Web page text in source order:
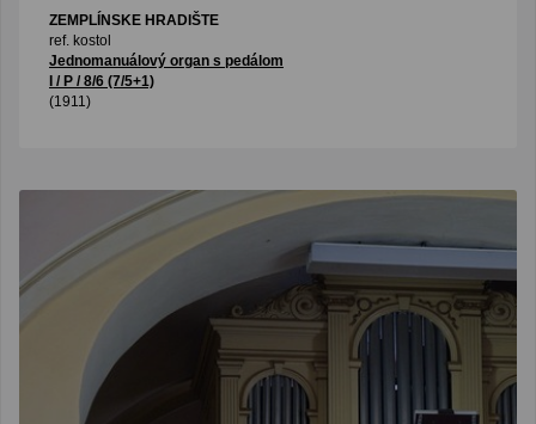
ZEMPLÍNSKE HRADIŠTE
ref. kostol
Jednomanuálový organ s pedálom
I / P / 8/6 (7/5+1)
(1911)